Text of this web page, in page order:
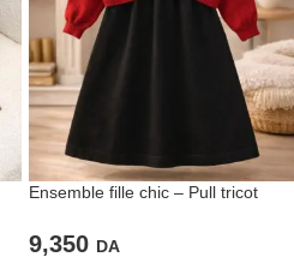
Ensemble fille chic – Pull tricot
9,350 DA